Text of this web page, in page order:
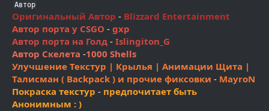
a
t
e
Автор
Оригинальный Автор - Blizzard Entertainment
Автор порта у CSGO - gxp
Автор порта на Голд - Islingiton_G
Автор Скелета -1000 Shells
Улучшение Текстур | Крылья | Анимации Щита |
Талисман ( Backpack ) и прочие фиксовки - MayroN
Покраска текстур - предпочитает быть
Анонимным : )